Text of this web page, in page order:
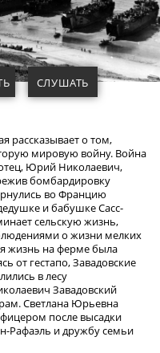
СЛУШАТЬ
рассказывает о том,
мировую войну. Война
отец, Юрий Николаевич,
бомбардировку
во Францию
и бабушкеСасс-
сельскую жизнь,
о жизни мелких
жизнь на ферме была
от гестапо, Завадовские
в лесу
Завадовский
. Светлана Юрьевна
после высадки
Рафаэль и дружбу семьи